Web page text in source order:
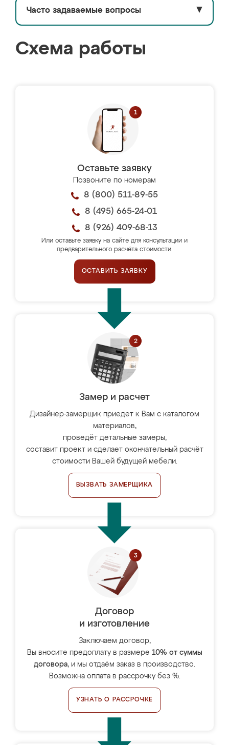
Часто задаваемые вопросы ▼
Схема работы
Оставьте заявку
Позвоните по номерам
8 (800) 511-89-55
8 (495) 665-24-01
8 (926) 409-68-13
Или оставьте заявку на сайте для консультации и
предварительного расчёта стоимости.
ОСТАВИТЬ ЗАЯВКУ
Замер и расчет
Дизайнер-замерщик приедет к Вам с каталогом
материалов,
проведёт детальные замеры,
составит проект и сделает окончательный расчёт
стоимости Вашей будущей мебели.
ВЫЗВАТЬ ЗАМЕРЩИКА
Договор
и изготовление
Заключаем договор,
Вы вносите предоплату в размере 10% от суммы
договора, и мы отдаём заказ в производство.
Возможна оплата в рассрочку без %.
УЗНАТЬ О РАССРОЧКЕ